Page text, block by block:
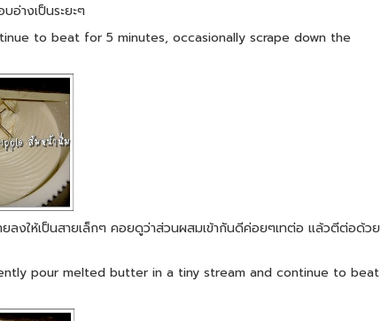
อ่างเป็นระยะๆ
to beat for 5 minutes, occasionally scrape down the
ยลงให้เป็นสายเล็กๆ คอยดูว่าส่วนผสมเข้ากันดีค่อยๆเทต่อ แล้วตีต่อด้วย
pour melted butter in a tiny stream and continue to beat